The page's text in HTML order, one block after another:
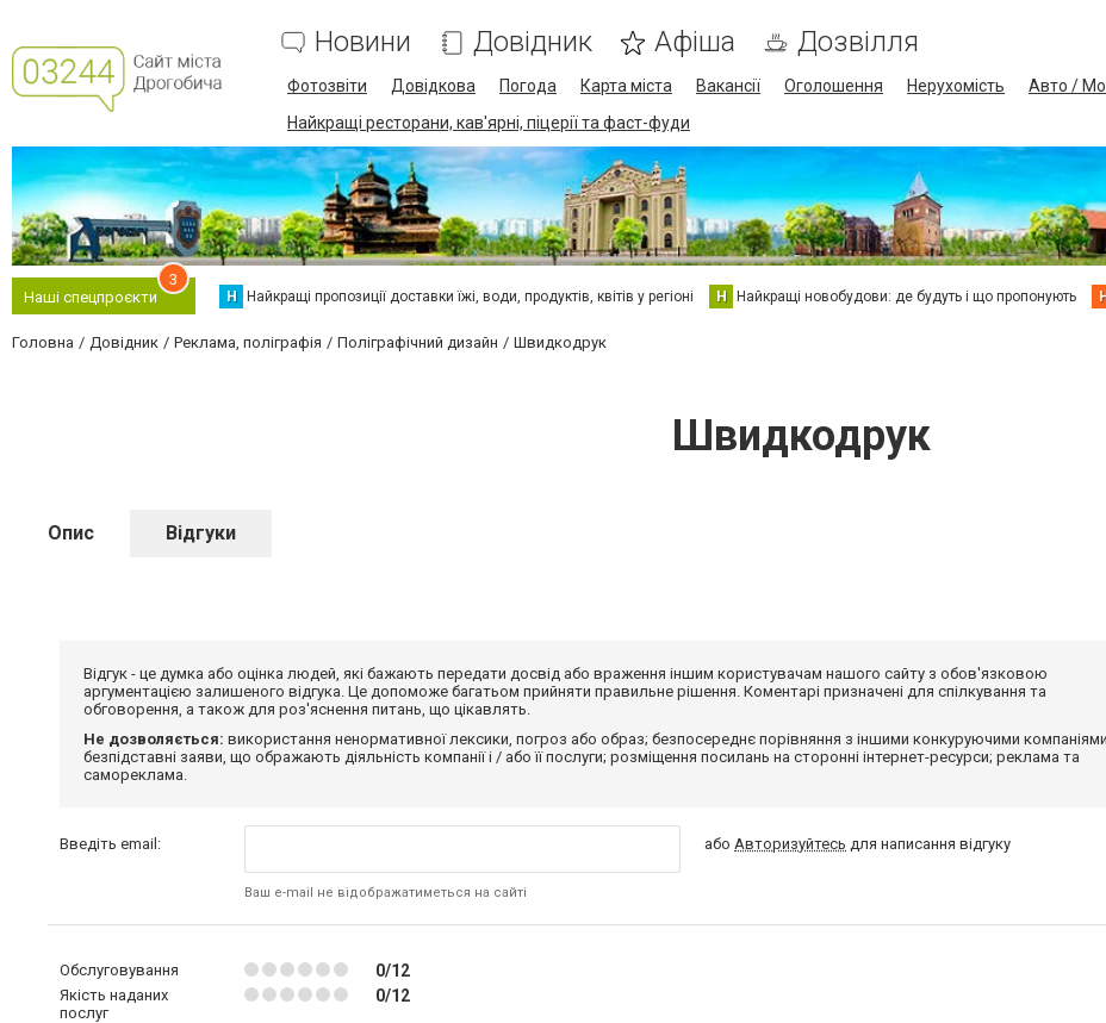
Новини Довідник Афіша Дозвілля
Фотозвіти Довідкова Погода Карта міста Вакансії Оголошення Нерухомість
Авто /
Найкращі ресторани, кав'ярні, піцерії та фаст-фуди
Наші спецпроєкти
3
Н Найкращі пропозиції доставки їжі, води, продуктів, квітів у регіоні Н Найкращі новобудови: де будуть і що пропонують
Головна Довідник Реклама, поліграфія Поліграфічний дизайн Швидкодрук
Швидкодрук
Опис Відгуки
Відгук - це думка або оцінка людей, які бажають передати досвід або враження іншим користувачам нашого сайту з обов'язковою
аргументацією залишеного відгука. Це допоможе багатьом прийняти правильне рішення. Коментарі призначені для спілкування та
обговорення, а також для роз'яснення питань, що цікавлять.
Не дозволяється: використання ненормативної лексики, погроз або образ; безпосереднє порівняння з іншими конкуруючими
безпідставні заяви, що ображають діяльність компанії і / або її послуги; розміщення посилань на сторонні інтернет-ресурси; реклама та
самореклама.
Введіть email:
Ваш e-mail не відображатиметься на сайті
абоАвторизуйтесь для написання відгуку
Обслуговування 0/12
Якість наданих
послуг
0/12